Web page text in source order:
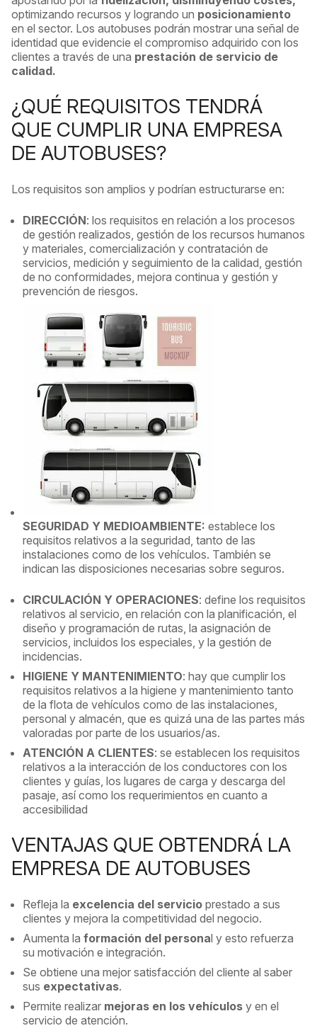
optimizando recursos y logrando un posicionamiento
en el sector. Los autobuses podrán mostrar una señal de
identidad que evidencie el compromiso adquirido con los
clientes a través de una prestación de servicio de
calidad.
¿QUÉ REQUISITOS TENDRÁ
QUE CUMPLIR UNA EMPRESA
DE AUTOBUSES?
Los requisitos son amplios y podrían estructurarse en:
DIRECCIÓN: los requisitos en relación a los procesos
de gestión realizados, gestión de los recursos humanos
y materiales, comercialización y contratación de
servicios, medición y seguimiento de la calidad, gestión
de no conformidades, mejora continua y gestión y
prevención de riesgos.
SEGURIDAD Y MEDIOAMBIENTE: establece los
requisitos relativos a la seguridad, tanto de las
instalaciones como de los vehículos. También se
indican las disposiciones necesarias sobre seguros.
CIRCULACIÓN Y OPERACIONES: define los requisitos
relativos al servicio, en relación con la planificación, el
diseño y programación de rutas, la asignación de
servicios, incluidos los especiales, y la gestión de
incidencias.
HIGIENE Y MANTENIMIENTO: hay que cumplir los
requisitos relativos a la higiene y mantenimiento tanto
de la flota de vehículos como de las instalaciones,
personal y almacén, que es quizá una de las partes más
valoradas por parte de los usuarios/as.
ATENCIÓN A CLIENTES: se establecen los requisitos
relativos a la interacción de los conductores con los
clientes y guías, los lugares de carga y descarga del
pasaje, así como los requerimientos en cuanto a
accesibilidad
VENTAJAS QUE OBTENDRÁ LA
EMPRESA DE AUTOBUSES
Refleja la excelencia del servicio prestado a sus
clientes y mejora la competitividad del negocio.
Aumenta la formación del personal y esto refuerza
su motivación e integración.
Se obtiene una mejor satisfacción del cliente al saber
sus expectativas.
Permite realizar mejoras en los vehículos y en el
servicio de atención.